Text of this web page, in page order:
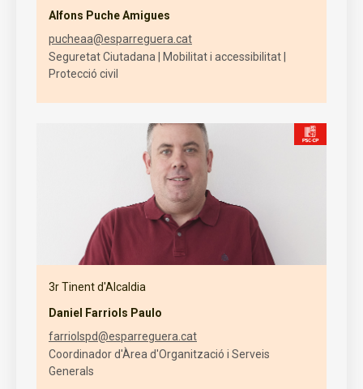
Alfons Puche Amigues
pucheaa@esparreguera.cat
Seguretat Ciutadana | Mobilitat i accessibilitat |
Protecció civil
3r Tinent d'Alcaldia
Daniel Farriols Paulo
farriolspd@esparreguera.cat
Coordinador d'Àrea d'Organització i Serveis
Generals